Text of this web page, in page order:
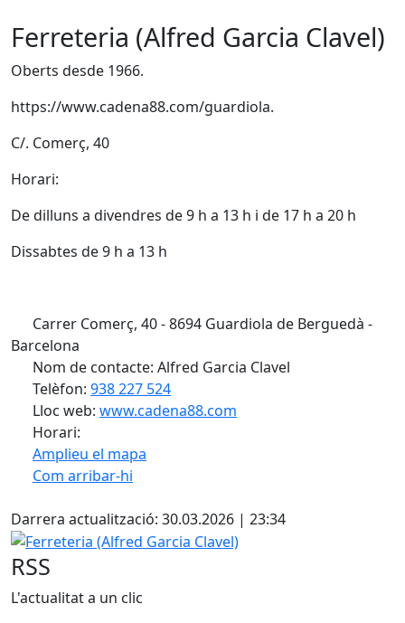
Ferreteria (Alfred Garcia Clavel)
Oberts desde 1966.
https://www.cadena88.com/guardiola.
C/. Comerç, 40
Horari:
De dilluns a divendres de 9 h a 13 h i de 17 h a 20 h
Dissabtes de 9 h a 13 h
Carrer Comerç, 40 - 8694 Guardiola de Berguedà -
Barcelona
Nom de contacte: Alfred Garcia Clavel
Telèfon: 938 227 524
Lloc web: www.cadena88.com
Horari:
Amplieu el mapa
Com arribar-hi
−
Darrera actualització: 30.03.2026 | 23:34
Ferreteria (Alfred Garcia Clavel)
RSS
L'actualitat a un clic